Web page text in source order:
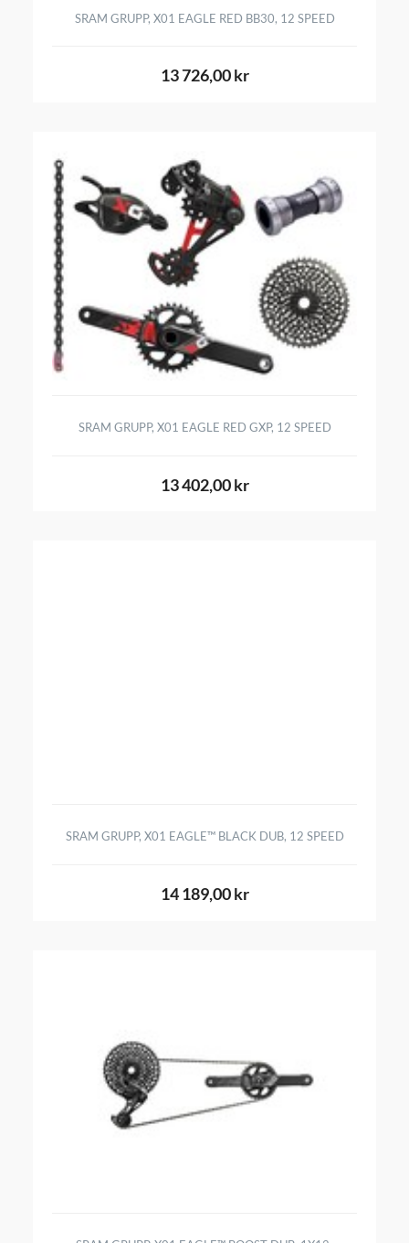
SRAM GRUPP, X01 EAGLE RED BB30, 12 SPEED
13 726,00 kr
SRAM GRUPP, X01 EAGLE RED GXP, 12 SPEED
13 402,00 kr
SRAM GRUPP, X01 EAGLE™ BLACK DUB, 12 SPEED
14 189,00 kr